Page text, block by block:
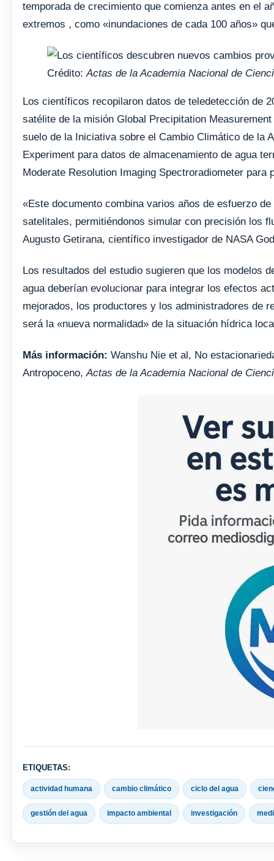
temporada de crecimiento que comienza antes en el
extremos , como «inundaciones de cada 100 años»
Crédito:Actas de la Academia Nacional de
Los científicos recopilaron datos de teledetección de
satélite de la misión Global Precipitation
suelo de la Iniciativa sobre el Cambio Climático de la
Experiment para datos de almacenamiento de agua
Moderate Resolution Imaging Spectroradiometer
«Este documento combina varios años de esfuerzo
satelitales, permitiéndonos simular con precisión los
Augusto Getirana, científico investigador de NASA
Los resultados del estudio sugieren que los modelos
agua deberían evolucionar para integrar los efectos
mejorados, los productores y los administradores de
será la «nueva normalidad» de la situación hídrica
Más información: Wanshu Nie et al, No
Antropoceno,Actas de la Academia Nacional de
ETIQUETAS:
actividad humana cambio climático ciclo del agua
gestión del agua impacto ambiental investigación